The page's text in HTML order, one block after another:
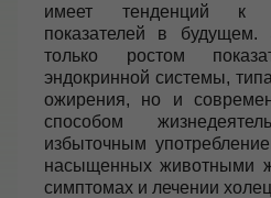
имеет тенденций к
показателей в будущем.
только ростом
эндокринной системы,
ожирения, но и
способом
избыточным
насыщенных животными
симптомах и лечении